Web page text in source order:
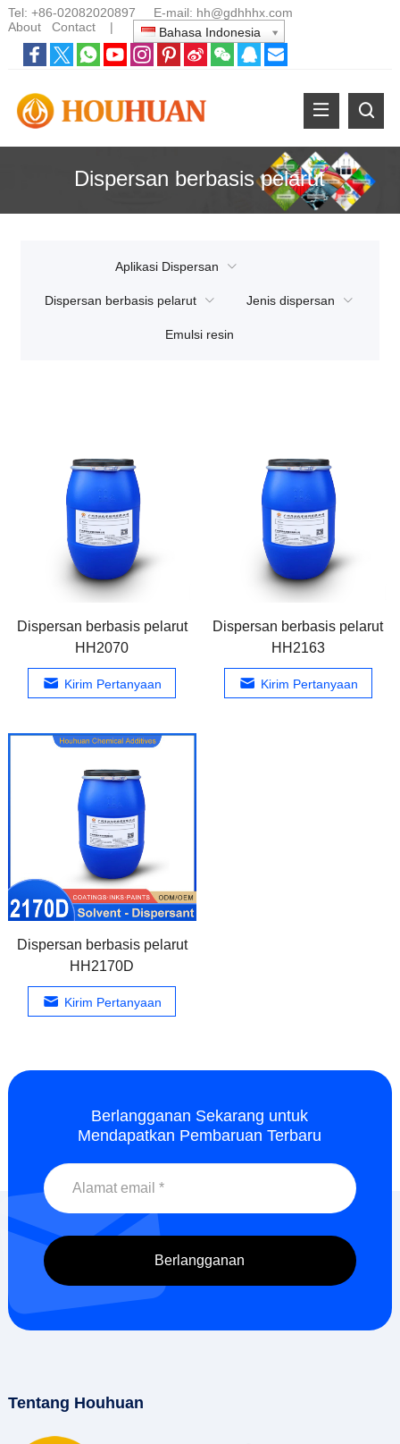
Tel: +86-02082020897 E-mail: hh@gdhhhx.com
About
Contact| Bahasa Indonesia
Dispersan berbasis pelarut
Aplikasi Dispersan
Dispersan berbasis pelarut Jenis dispersan
Emulsi resin
Dispersan berbasis pelarut
HH2070
Kirim Pertanyaan
Dispersan berbasis pelarut
HH2163
Kirim Pertanyaan
Dispersan berbasis pelarut
HH2170D
Kirim Pertanyaan
Berlangganan Sekarang untuk
Mendapatkan Pembaruan Terbaru
Tentang Houhuan